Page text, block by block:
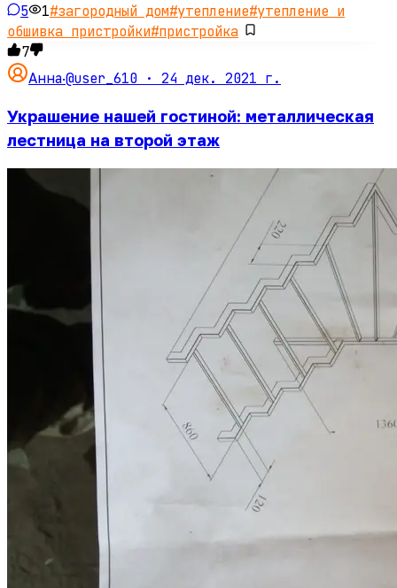
5 1#загородный дом#утепление#утепление и
обшивка пристройки#пристройка
7
Анна·@user_610 · 24 дек. 2021 г.
Украшение нашей гостиной: металлическая
лестница на второй этаж